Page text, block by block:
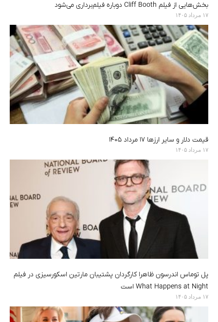
بخش‌هایی از فیلم Cliff Booth دوباره فیلم‌برداری می‌شود
۱۷ مرداد ۱۴۰۵
قیمت دلار و سایر ارزها ۱۷ مرداد ۱۴۰۵
۱۷ مرداد ۱۴۰۵
پل توماس اندرسون ظاهرا کارگردان پشتیبان مارتین اسکورسیزی در فیلم
What Happens at Night است
۱۷ مرداد ۱۴۰۵